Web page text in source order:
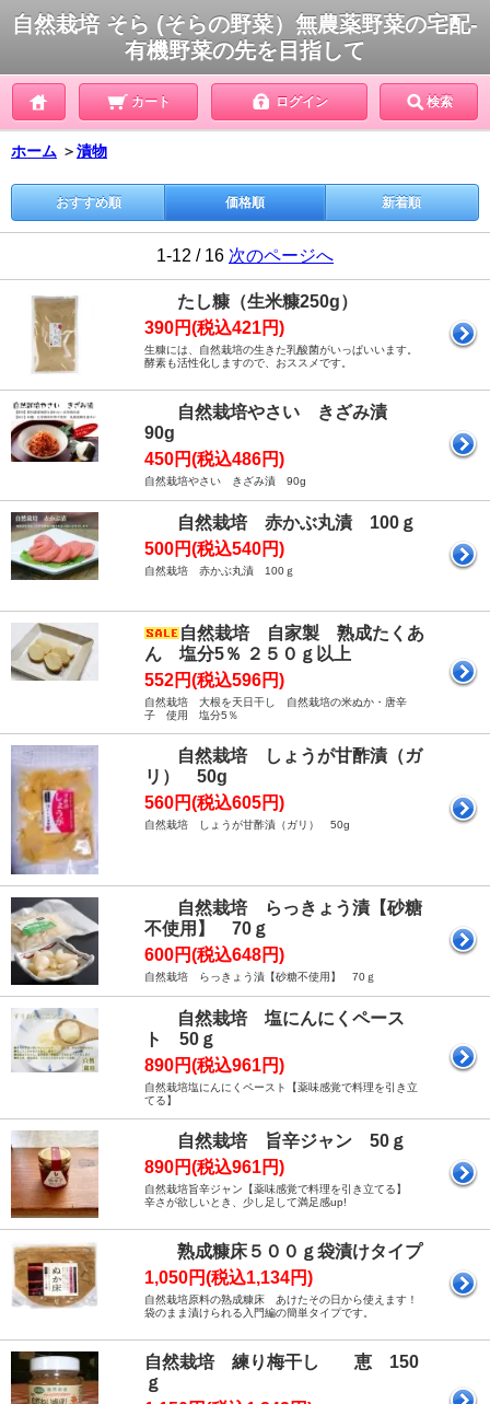
自然栽培 そら (そらの野菜）無農薬野菜の宅配-
有機野菜の先を目指して
カート ログイン 検索
ホーム ＞漬物
おすすめ順 価格順 新着順
1-12 / 16 次のページへ
たし糠（生米糠250g）
390円(税込421円)
生糠には、自然栽培の生きた乳酸菌がいっぱいいます。
酵素も活性化しますので、おススメです。
自然栽培やさい きざみ漬
90g
450円(税込486円)
自然栽培やさい きざみ漬 90g
自然栽培 赤かぶ丸漬 100ｇ
500円(税込540円)
自然栽培 赤かぶ丸漬 100ｇ
自然栽培 自家製 熟成たくあ
ん 塩分5％ ２５０ｇ以上
552円(税込596円)
自然栽培 大根を天日干し 自然栽培の米ぬか・唐辛
子 使用 塩分5％
自然栽培 しょうが甘酢漬（ガ
リ） 50g
560円(税込605円)
自然栽培 しょうが甘酢漬（ガリ） 50g
自然栽培 らっきょう漬【砂糖
不使用】 70ｇ
600円(税込648円)
自然栽培 らっきょう漬【砂糖不使用】 70ｇ
自然栽培 塩にんにくペース
ト 50ｇ
890円(税込961円)
自然栽培塩にんにくペースト【薬味感覚で料理を引き立
てる】
自然栽培 旨辛ジャン 50ｇ
890円(税込961円)
自然栽培旨辛ジャン【薬味感覚で料理を引き立てる】
辛さが欲しいとき、少し足して満足感up!
熟成糠床５００ｇ袋漬けタイプ
1,050円(税込1,134円)
自然栽培原料の熟成糠床 あけたその日から使えます！
袋のまま漬けられる入門編の簡単タイプです。
自然栽培 練り梅干し 恵 150
ｇ